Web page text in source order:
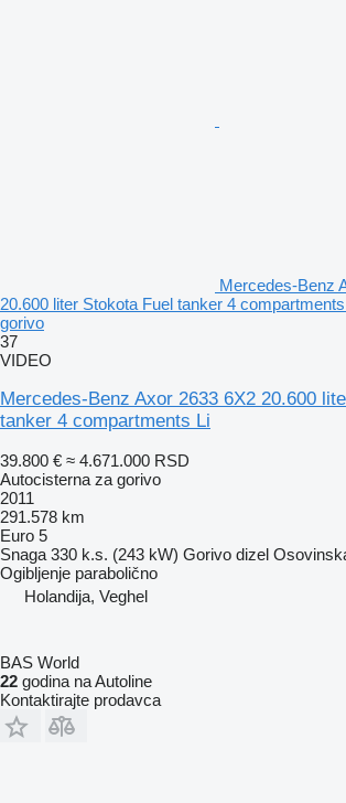
Mercedes-Benz
20.600 liter Stokota Fuel tanker 4
gorivo
37
VIDEO
Mercedes-Benz Axor 2633 6X2 20.600
tanker 4 compartments Li
39.800 € ≈ 4.671.000 RSD
Autocisterna za gorivo
2011
291.578 km
Euro 5
Snaga 330 k.s. (243 kW) Gorivo dizel
Ogibljenje parabolično
Holandija, Veghel
BAS World
22 godina na Autoline
Kontaktirajte prodavca